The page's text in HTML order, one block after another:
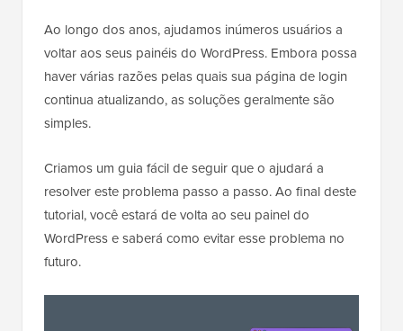
Ao longo dos anos, ajudamos inúmeros usuários a
voltar aos seus painéis do WordPress. Embora possa
haver várias razões pelas quais sua página de login
continua atualizando, as soluções geralmente são
simples.
Criamos um guia fácil de seguir que o ajudará a
resolver este problema passo a passo. Ao final deste
tutorial, você estará de volta ao seu painel do
WordPress e saberá como evitar esse problema no
futuro.